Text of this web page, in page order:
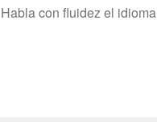
Habla con fluidez el